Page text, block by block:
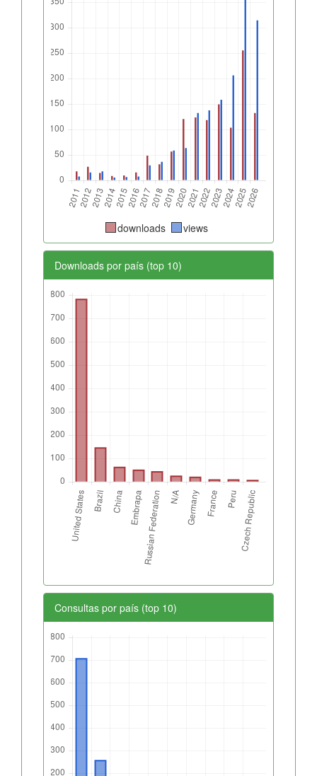
downloads views
Downloads por país (top 10)
Consultas por país (top 10)